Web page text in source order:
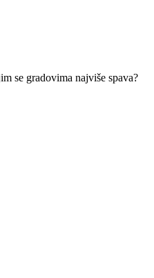
se gradovima najviše spava?